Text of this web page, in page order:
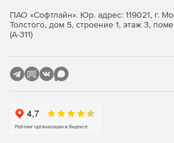
партитура.
Ряд улучшний в программе
Новые стартовые шаблоны Quick
ПАО «Софтлайн». Юр. адрес: 119021, г.
Толстого, дом 5, строение 1, этаж 3,
(А-311)